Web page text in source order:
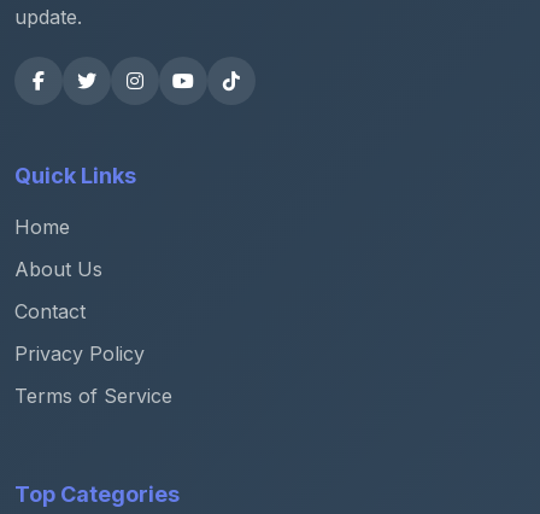
update.
Quick Links
Home
About Us
Contact
Privacy Policy
Terms of Service
Top Categories